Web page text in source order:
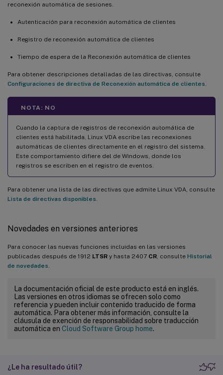
reconexión automática de sesiones.
Autenticación para reconexión automática de clientes
Registro de reconexión automática de clientes
Tiempo de espera de la Reconexión automática de clientes
Para obtener descripciones detalladas de las directivas, consulte
Configuraciones de directiva de Reconexión automática de clientes
NOTA: NO
Cuando la captura de registros de reconexión automática de
clientes está habilitada, Linux VDA escribe las reconexiones
automáticas de clientes directamente en el registro del sistema.
Este comportamiento difiere del de Windows, donde los
registros se escriben en el registro de eventos.
Para obtener una lista de las directivas que admite Linux VDA, consulte
Lista de directivas disponibles
Novedades en versiones anteriores
Para conocer las nuevas funciones incluidas en las versiones
publicadas después de 1912 LTSR y hasta 2407 CR , consulte Historial
de novedades
La documentación oficial de este producto está en inglés.
Las versiones en otros idiomas se ofrecen solo como
referencia y pueden incluir contenido traducido de forma
automática. Para obtener más información, consulte la
cláusula de exención de responsabilidad sobre traducción
automática en Cloud Software Group home.
¿Le ha resultado útil?